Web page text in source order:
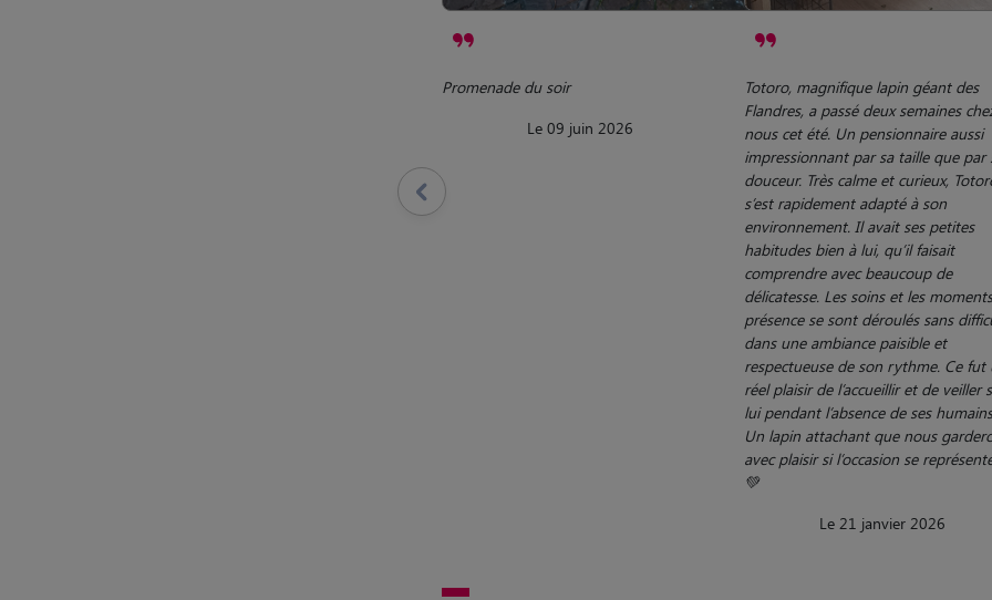
Promenade du soir
Le 09 juin 2026
Totoro, magnifique lapin géant des
Flandres, a passé deux semaines
nous cet été. Un pensionnaire aussi
impressionnant par sa taille que par
douceur. Très calme et curieux,
s’est rapidement adapté à son
environnement. Il avait ses petites
habitudes bien à lui, qu’il faisait
comprendre avec beaucoup de
délicatesse. Les soins et les
présence se sont déroulés sans
dans une ambiance paisible et
respectueuse de son rythme. Ce fut
réel plaisir de l’accueillir et de veiller
lui pendant l’absence de ses
Un lapin attachant que nous
avec plaisir si l’occasion se
💚
Le 21 janvier 2026